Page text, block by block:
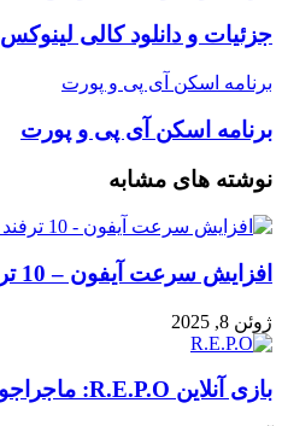
جزئیات و دانلود کالی لینوکس
برنامه اسکن آی پی و پورت
برنامه اسکن آی پی و پورت
نوشته های مشابه
افزایش سرعت آیفون – 10 ترفند تضمینی برای رفع کندی و هنگ کردن گوشی شما
ژوئن 8, 2025
بازی آنلاین R.E.P.O: ماجراجویی اکشن در دنیایی آخرالزمانی!